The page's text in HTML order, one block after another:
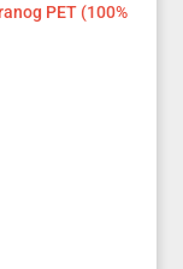
PET (100%